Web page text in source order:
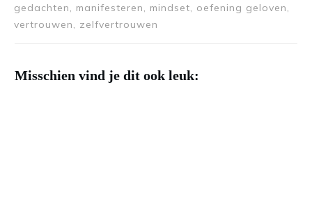
gedachten, manifesteren, mindset, oefening geloven,
vertrouwen, zelfvertrouwen
Misschien vind je dit ook leuk: